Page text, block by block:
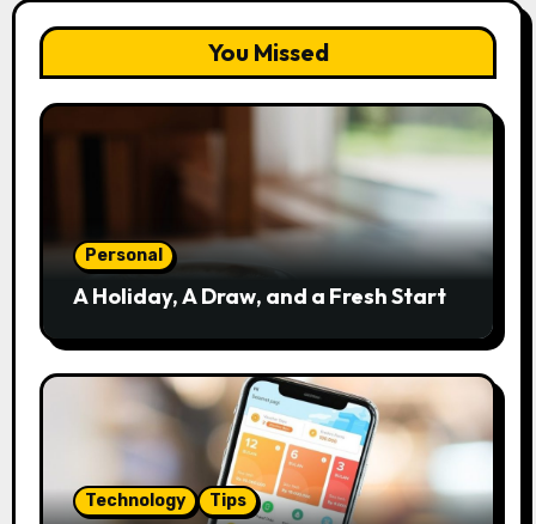
You Missed
Personal
A Holiday, A Draw, and a Fresh Start
Technology Tips